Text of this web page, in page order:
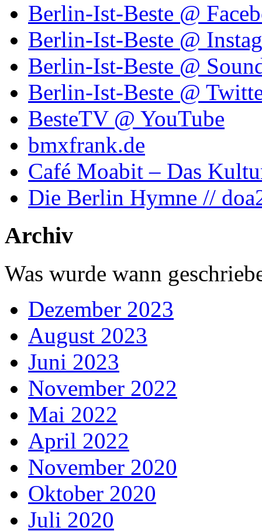
Berlin-Ist-Beste @
Berlin-Ist-Beste @
Berlin-Ist-Beste @
Berlin-Ist-Beste @
BesteTV @ YouTube
bmxfrank.de
Café Moabit – Das
Die Berlin Hymne //
Archiv
Was wurde wann
Dezember 2023
August 2023
Juni 2023
November 2022
Mai 2022
April 2022
November 2020
Oktober 2020
Juli 2020